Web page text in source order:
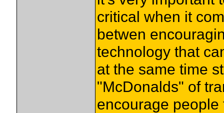
critical when it
betwen
technology that
at the same time
"McDonalds" of
encourage people